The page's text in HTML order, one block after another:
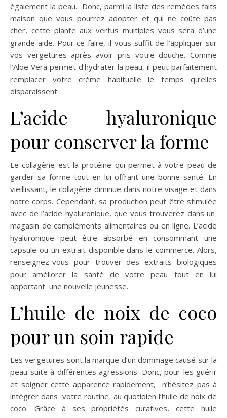
également la peau. Donc, parmi la liste des remèdes faits
maison que vous pourrez adopter et qui ne coûte pas
cher, cette plante aux vertus multiples vous sera d’une
grande aide. Pour ce faire, il vous suffit de l’appliquer sur
vos vergetures après avoir pris votre douche. Comme
l’Aloe Vera permet d’hydrater la peau, il peut parfaitement
remplacer votre crème habituelle le temps qu’elles
disparaissent .
L’acide hyaluronique
pour conserver la forme
Le collagène est la protéine qui permet à votre peau de
garder sa forme tout en lui offrant une bonne santé. En
vieillissant, le collagène diminue dans notre visage et dans
notre corps. Cependant, sa production peut être stimulée
avec de l’acide hyaluronique, que vous trouverez dans un
magasin de compléments alimentaires ou en ligne. L’acide
hyaluronique peut être absorbé en consommant une
capsule ou un extrait disponible dans le commerce. Alors,
renseignez-vous pour trouver des extraits biologiques
pour améliorer la santé de votre peau tout en lui
apportant une nouvelle jeunesse.
L’huile de noix de coco
pour un soin rapide
Les vergetures sont la marque d’un dommage causé sur la
peau suite à différentes agressions. Donc, pour les guérir
et soigner cette apparence rapidement,
n’hésitez pas à
intégrer dans votre routine au quotidien l’huile de noix de
coco. Grâce à ses propriétés curatives, cette huile